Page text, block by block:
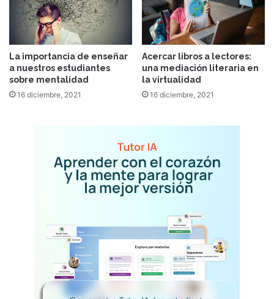
La importancia de enseñar
a nuestros estudiantes
sobre mentalidad
16 diciembre, 2021
Acercar libros a lectores:
una mediación literaria en
la virtualidad
16 diciembre, 2021